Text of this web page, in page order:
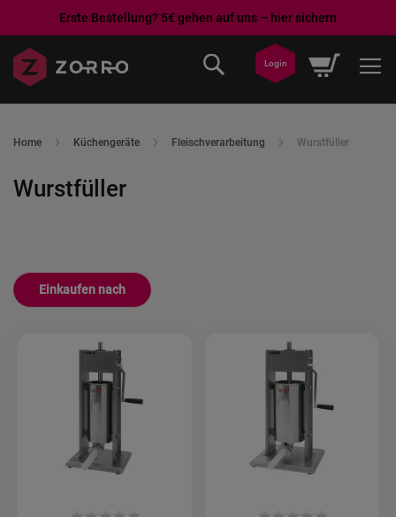
Erste Bestellung? 5€ gehen auf uns – hier sichern
zum
Mein
Login
Home Küchengeräte Fleischverarbeitung Wurstfüller
Wurstfüller
Einkaufen nach